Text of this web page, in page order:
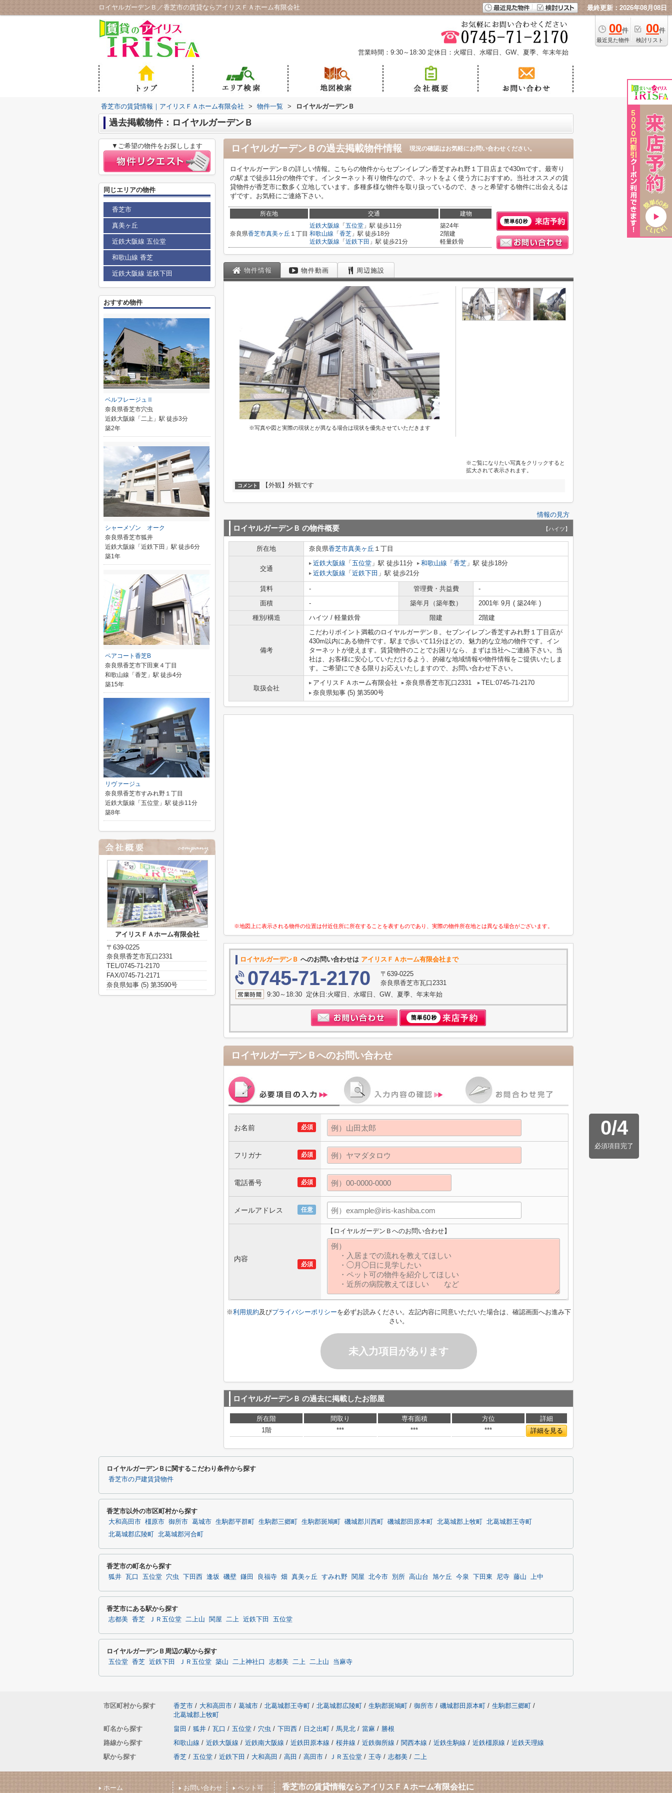
ロイヤルガーデンＢ／香芝市の賃貸ならアイリスＦＡホーム有限会社 最終更新：2026年08月08日
00件
最近見た物件
00件
検討リスト
営業時間：9:30～18:30 定休日：火曜日、水曜日、GW、夏季、年末年始
香芝市の賃貸情報｜アイリスＦＡホーム有限会社 > 物件一覧 > ロイヤルガーデンＢ
過去掲載物件：ロイヤルガーデンＢ
ロイヤルガーデンＢ の過去掲載物件情報 現況の確認はお気軽にお問い合わせください。
ロイヤルガーデンＢの詳しい情報。こちらの物件からセブンイレブン香芝すみれ野１丁目店まで430mです。最寄り
の駅まで徒歩11分の物件です。インターネット有り物件なので、ネットをよく使う方におすすめ。当社オススメの賃
貸物件が香芝市に数多く立地しています。多種多様な物件を取り扱っているので、きっと希望する物件に出会えるは
ずです。お気軽にご連絡下さい。
所在地 交通 建物
奈良県香芝市真美ヶ丘 １丁目
近鉄大阪線 「 五位堂 」駅 徒歩11分
和歌山線 「 香芝 」駅 徒歩18分
近鉄大阪線 「 近鉄下田 」駅 徒歩21分
築24年
2階建
軽量鉄骨
物件情報 物件動画 周辺施設
※写真や図と実際の現状とが異なる場合は現状を優先させていただきます
※ご覧になりたい写真をクリックすると
拡大されて表示されます。
コメント 【外観】外観です
情報の見方
ロイヤルガーデンＢ の物件概要 【ハイツ】
所在地 奈良県香芝市真美ヶ丘 １丁目
交通
近鉄大阪線 「 五位堂 」駅 徒歩11分 和歌山線 「 香芝 」駅 徒歩18分
近鉄大阪線 「 近鉄下田 」駅 徒歩21分
賃料 - 管理費・共益費
-
面積
- 築年月（築年数）
2001年 9月 ( 築24年 )
種別/構造
ハイツ / 軽量鉄骨 階建 2階建
備考
こだわりポイント満載のロイヤルガーデンＢ。セブンイレブン香芝すみれ野１丁目店が
430m以内にある物件です。駅まで歩いて11分ほどの、魅力的な立地の物件です。イン
ターネットが使えます。賃貸物件のことでお困りなら、まずは当社へご連絡下さい。当
社は、お客様に安心していただけるよう、的確な地域情報や物件情報をご提供いたしま
す。ご希望にできる限りお応えいたしますので、お問い合わせ下さい。
取扱会社
アイリスＦＡホーム有限会社 奈良県香芝市瓦口2331
TEL:0745-71-2170
奈良県知事 (5) 第3590号
※地図上に表示される物件の位置は付近住所に所在することを表すものであり、実際の物件所在地とは異なる場合がございます。
ロイヤルガーデンＢ へのお問い合わせは アイリスＦＡホーム有限会社まで
0745-71-2170
〒639-0225
奈良県香芝市瓦口2331
9:30～18:30 定休日:火曜日、水曜日、GW、夏季、年末年始
ロイヤルガーデンＢへのお問い合わせ
0/4
必須項目完了
必須
お名前
必須
フリガナ
必須
電話番号
任意
メールアドレス
必須
内容
【ロイヤルガーデンＢへのお問い合わせ】
※利用規約及びプライバシーポリシーを必ずお読みください。左記内容に同意いただいた場合は、確認画面へお進み下
さい。
未入力項目があります
ロイヤルガーデンＢ の過去に掲載したお部屋
所在階 間取り 専有面積 方位
詳細
1階
*** *** *** 詳細を見る
▼ご希望の物件をお探しします
同じエリアの物件
香芝市
真美ヶ丘
近鉄大阪線 五位堂
和歌山線 香芝
近鉄大阪線 近鉄下田
おすすめ物件
ベルフレージュⅡ
奈良県香芝市穴虫
近鉄大阪線「二上」駅 徒歩3分
築2年
シャーメゾン オーク
奈良県香芝市狐井
近鉄大阪線「近鉄下田」駅 徒歩6分
築1年
ペアコート香芝B
奈良県香芝市下田東４丁目
和歌山線「香芝」駅 徒歩4分
築15年
リヴァージュ
奈良県香芝市すみれ野１丁目
近鉄大阪線「五位堂」駅 徒歩11分
築8年
アイリスＦＡホーム有限会社
〒639-0225
奈良県香芝市瓦口2331
TEL/0745-71-2170
FAX/0745-71-2171
奈良県知事 (5) 第3590号
ロイヤルガーデンＢに関するこだわり条件から探す
香芝市の戸建賃貸物件
香芝市以外の市区町村から探す
大和高田市 橿原市 御所市 葛城市 生駒郡平群町 生駒郡三郷町 生駒郡斑鳩町 磯城郡川西町 磯城郡田原本町 北葛城郡上牧町
北葛城郡王寺町
北葛城郡広陵町
北葛城郡河合町
香芝市の町名から探す
狐井 瓦口 五位堂 穴虫 下田西 逢坂 磯壁 鎌田 良福寺 畑 真美ヶ丘 すみれ野 関屋 北今市 別所 高山台 旭ケ丘 今泉 下田東 尼寺 藤山 上中
香芝市にある駅から探す
志都美 香芝 ＪＲ五位堂 二上山 関屋 二上 近鉄下田 五位堂
ロイヤルガーデンＢ周辺の駅から探す
五位堂 香芝 近鉄下田 ＪＲ五位堂 築山 二上神社口 志都美 二上 二上山 当麻寺
市区町村から探す 香芝市 / 大和高田市 / 葛城市 / 北葛城郡王寺町 / 北葛城郡広陵町 / 生駒郡斑鳩町 / 御所市 / 磯城郡田原本町 / 生駒郡三郷町 /
北葛城郡上牧町
町名から探す
畠田 / 狐井 / 瓦口 / 五位堂 / 穴虫 / 下田西 / 日之出町 / 馬見北 / 當麻 / 勝根
路線から探す
和歌山線 / 近鉄大阪線 / 近鉄南大阪線 / 近鉄田原本線 / 桜井線 / 近鉄御所線 / 関西本線 / 近鉄生駒線 / 近鉄橿原線 / 近鉄天理線
駅から探す
香芝 / 五位堂 / 近鉄下田 / 大和高田 / 高田 / 高田市 / ＪＲ五位堂 / 王寺 / 志都美 / 二上
ホーム お問い合わせ ペット可 香芝市の賃貸情報ならアイリスＦＡホーム有限会社に